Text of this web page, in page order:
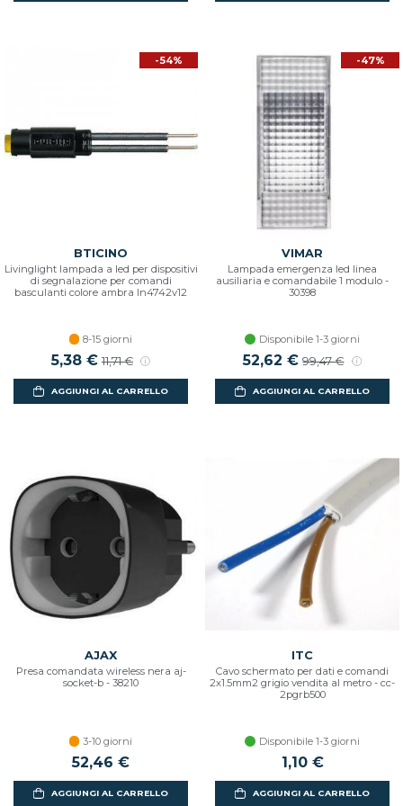
-54%
BTICINO
Livinglight lampada a led per dispositivi
di segnalazione per comandi
basculanti colore ambra ln4742v12
8-15 giorni
Prezzo scontato
5,38 € Prezzo di listino
11,71 €
AGGIUNGI AL CARRELLO
-47%
VIMAR
Lampada emergenza led linea
ausiliaria e comandabile 1 modulo -
30398
Disponibile 1-3 giorni
Prezzo scontato
52,62 € Prezzo di listino
99,47 €
AGGIUNGI AL CARRELLO
AJAX
Presa comandata wireless nera aj-
socket-b - 38210
3-10 giorni
52,46 €
AGGIUNGI AL CARRELLO
ITC
Cavo schermato per dati e comandi
2x1.5mm2 grigio vendita al metro - cc-
2pgrb500
Disponibile 1-3 giorni
1,10 €
AGGIUNGI AL CARRELLO